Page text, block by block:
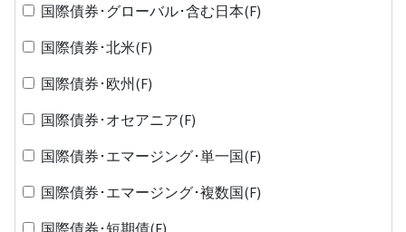
国際債券･グローバル･含む日本(F)
国際債券･北米(F)
国際債券･欧州(F)
国際債券･オセアニア(F)
国際債券･エマージング･単一国(F)
国際債券･エマージング･複数国(F)
国際債券･短期債(F)